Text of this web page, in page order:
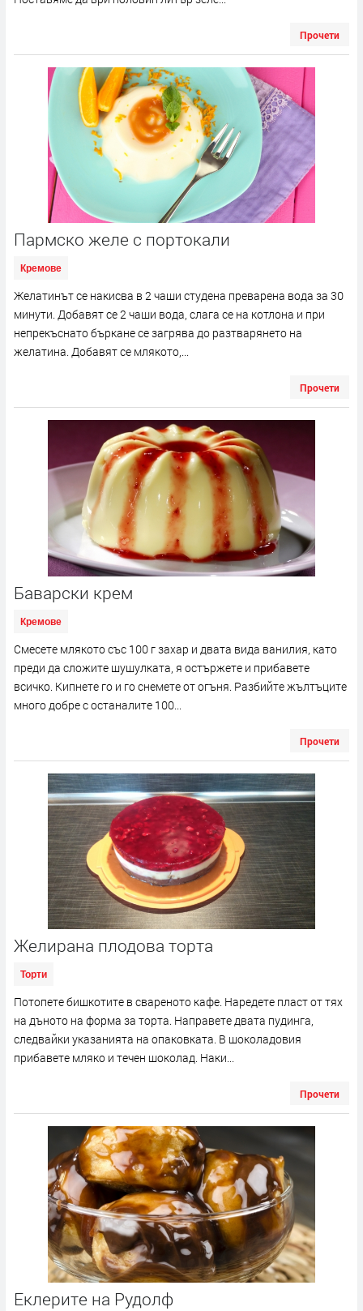
Прочети
Пармско желе с портокали
Кремове
Желатинът се накисва в 2 чаши студена преварена вода за 30
минути. Добавят се 2 чаши вода, слага се на котлона и при
непрекъснато бъркане се загрява до разтварянето на
желатина. Добавят се млякото,...
Прочети
Баварски крем
Кремове
Смесете млякото със 100 г захар и двата вида ванилия, като
преди да сложите шушулката, я остържете и прибавете
всичко. Кипнете го и го снемете от огъня. Разбийте жълтъците
много добре с останалите 100...
Прочети
Желирана плодова торта
Торти
Потопете бишкотите в свареното кафе. Наредете пласт от тях
на дъното на форма за торта. Направете двата пудинга,
следвайки указанията на опаковката. В шоколадовия
прибавете мляко и течен шоколад. Наки...
Прочети
Еклерите на Рудолф